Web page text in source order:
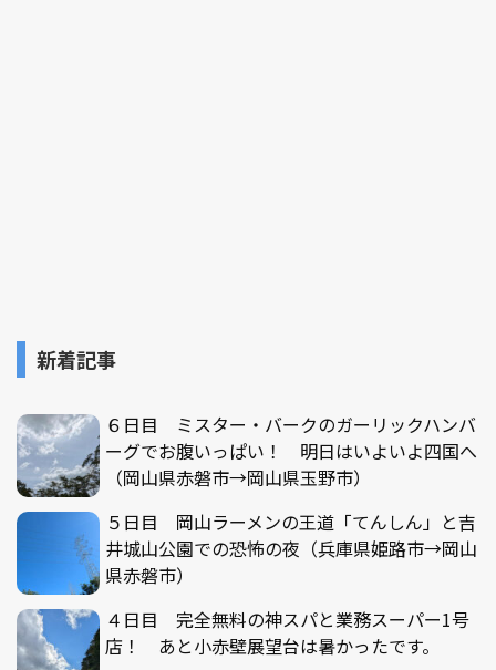
新着記事
６日目 ミスター・バークのガーリックハンバ
ーグでお腹いっぱい！ 明日はいよいよ四国へ
（岡山県赤磐市→岡山県玉野市）
５日目 岡山ラーメンの王道「てんしん」と吉
井城山公園での恐怖の夜（兵庫県姫路市→岡山
県赤磐市）
４日目 完全無料の神スパと業務スーパー1号
店！ あと小赤壁展望台は暑かったです。